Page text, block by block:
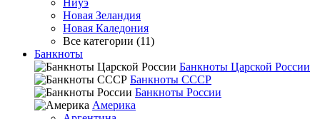
Ниуэ
Новая Зеландия
Новая Каледония
Все категории (11)
Банкноты
Банкноты Царской России
Банкноты СССР
Банкноты России
Америка